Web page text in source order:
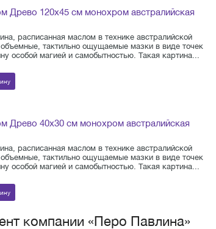
Древо 120х45 см монохром австралийская
расписанная маслом в технике австралийской
тактильно ощущаемые мазки в виде точек
особой магией и самобытностью. Такая картина...
Древо 40х30 см монохром австралийская
расписанная маслом в технике австралийской
тактильно ощущаемые мазки в виде точек
особой магией и самобытностью. Такая картина...
компании «Перо Павлина»